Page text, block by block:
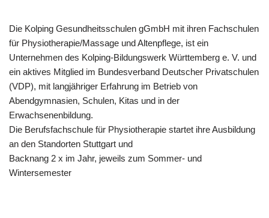
Die Kolping Gesundheitsschulen gGmbH mit ihren Fachschulen
für Physiotherapie/Massage und Altenpflege, ist ein
Unternehmen des Kolping-Bildungswerk Württemberg e. V. und
ein aktives Mitglied im Bundesverband Deutscher Privatschulen
(VDP), mit langjähriger Erfahrung im Betrieb von
Abendgymnasien, Schulen, Kitas und in der
Erwachsenenbildung.
Die Berufsfachschule für Physiotherapie startet ihre Ausbildung
an den Standorten Stuttgart und
Backnang 2 x im Jahr, jeweils zum Sommer- und
Wintersemester